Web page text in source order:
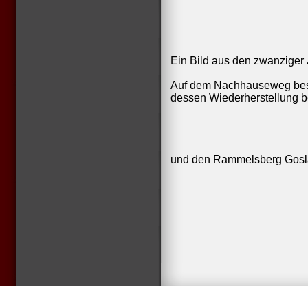
Ein Bild aus den zwanziger
Auf dem Nachhauseweg
dessen Wiederherstellung
und den Rammelsberg